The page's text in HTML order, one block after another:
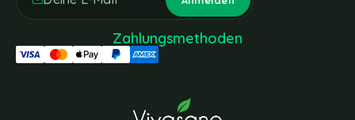
Zahlungsmethoden